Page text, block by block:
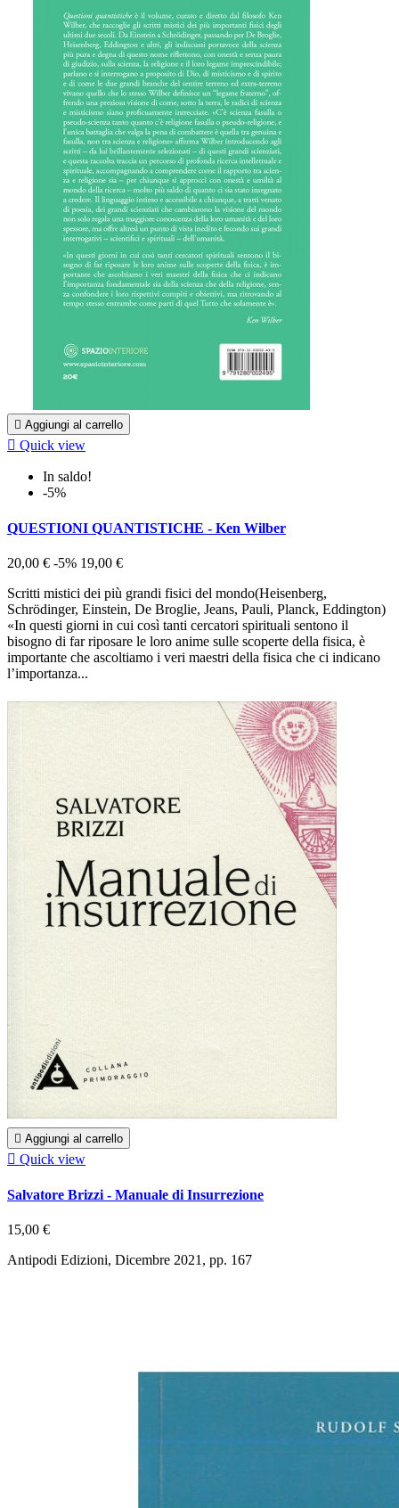
 Aggiungi al carrello
 Quick view
In saldo!
-5%
QUESTIONI QUANTISTICHE - Ken Wilber
20,00 € -5% 19,00 €
Scritti mistici dei più grandi fisici del mondo(Heisenberg,
Schrödinger, Einstein, De Broglie, Jeans, Pauli, Planck, Eddington)
«In questi giorni in cui così tanti cercatori spirituali sentono il
bisogno di far riposare le loro anime sulle scoperte della fisica, è
importante che ascoltiamo i veri maestri della fisica che ci indicano
l’importanza...
 Aggiungi al carrello
 Quick view
Salvatore Brizzi - Manuale di Insurrezione
15,00 €
Antipodi Edizioni, Dicembre 2021, pp. 167